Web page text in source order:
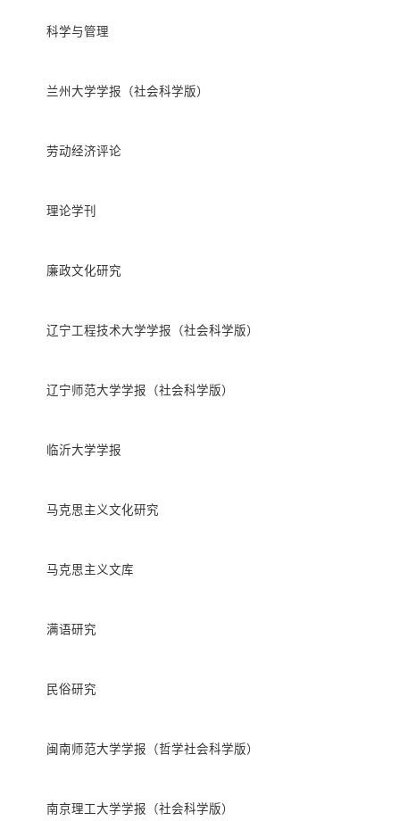
科学与管理
兰州大学学报（社会科学版）
劳动经济评论
理论学刊
廉政文化研究
辽宁工程技术大学学报（社会科学版）
辽宁师范大学学报（社会科学版）
临沂大学学报
马克思主义文化研究
马克思主义文库
满语研究
民俗研究
闽南师范大学学报（哲学社会科学版）
南京理工大学学报（社会科学版）